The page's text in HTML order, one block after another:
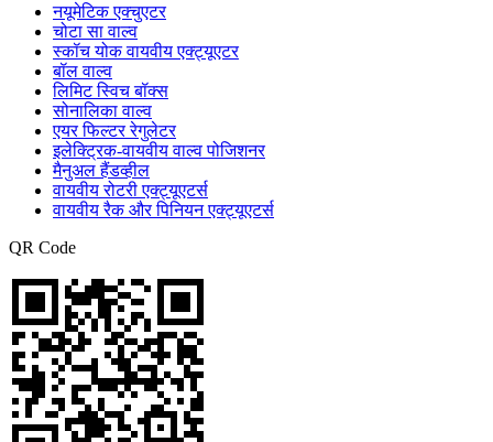
नयूमेटिक एक्चुएटर
चोटा सा वाल्व
स्कॉच योक वायवीय एक्ट्यूएटर
बॉल वाल्व
लिमिट स्विच बॉक्स
सोनालिका वाल्व
एयर फिल्टर रेगुलेटर
इलेक्ट्रिक-वायवीय वाल्व पोजिशनर
मैनुअल हैंडव्हील
वायवीय रोटरी एक्ट्यूएटर्स
वायवीय रैक और पिनियन एक्ट्यूएटर्स
QR Code